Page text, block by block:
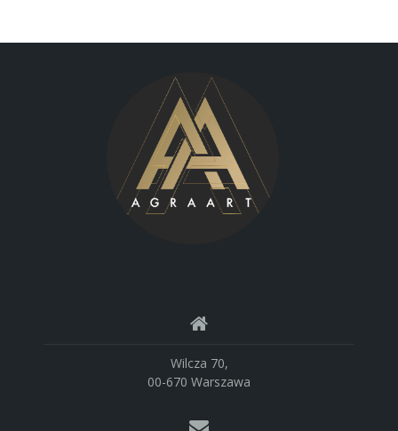
Wilcza 70,
00-670 Warszawa